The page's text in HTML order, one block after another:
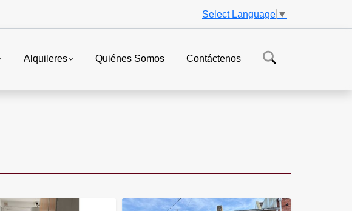
Select Language ▼
Alquileres Quiénes Somos Contáctenos